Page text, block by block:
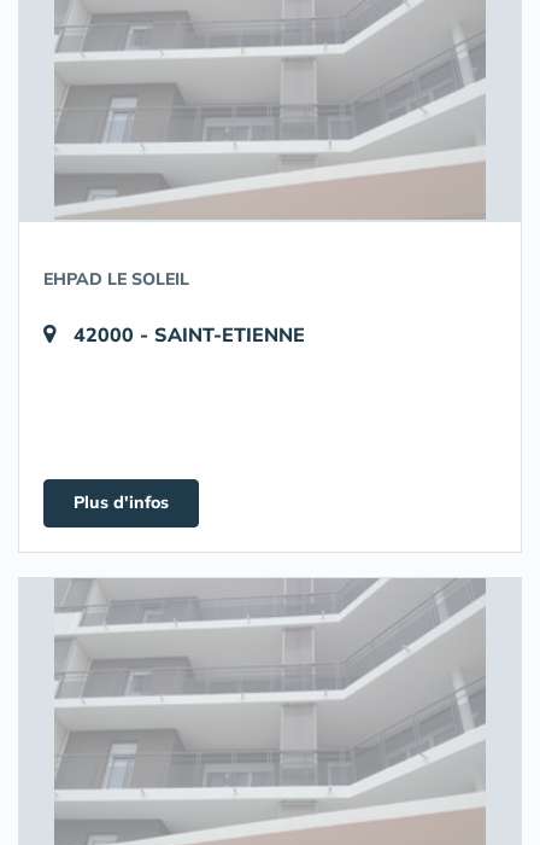
EHPAD LE SOLEIL
42000 - SAINT-ETIENNE
Plus d'infos